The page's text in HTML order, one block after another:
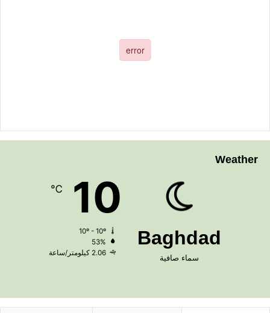
Weather
Baghdad
سماء صافية
10
℃
53%
2.06 كيلومتر/ساعة